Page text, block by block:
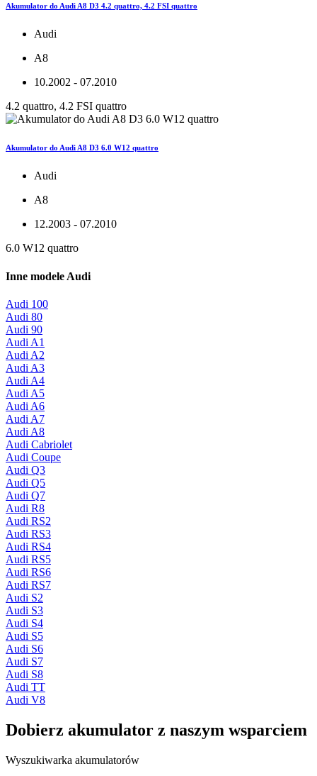
Akumulator do Audi A8 D3 4.2 quattro, 4.2 FSI quattro
Audi
A8
10.2002 - 07.2010
4.2 quattro, 4.2 FSI quattro
Akumulator do Audi A8 D3 6.0 W12 quattro
Audi
A8
12.2003 - 07.2010
6.0 W12 quattro
Inne modele Audi
Audi 100
Audi 80
Audi 90
Audi A1
Audi A2
Audi A3
Audi A4
Audi A5
Audi A6
Audi A7
Audi A8
Audi Cabriolet
Audi Coupe
Audi Q3
Audi Q5
Audi Q7
Audi R8
Audi RS2
Audi RS3
Audi RS4
Audi RS5
Audi RS6
Audi RS7
Audi S2
Audi S3
Audi S4
Audi S5
Audi S6
Audi S7
Audi S8
Audi TT
Audi V8
Dobierz akumulator z naszym wsparciem
Wyszukiwarka akumulatorów